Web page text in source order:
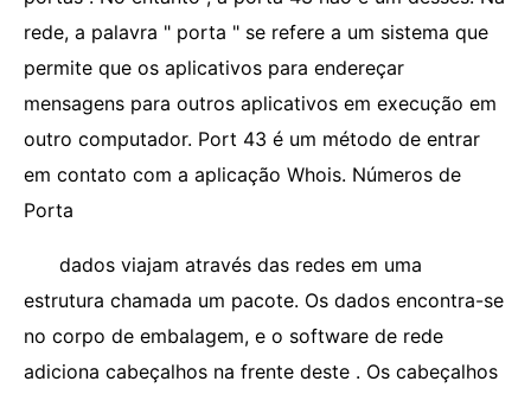
rede, a palavra " porta " se refere a um sistema que
permite que os aplicativos para endereçar
mensagens para outros aplicativos em execução em
outro computador. Port 43 é um método de entrar
em contato com a aplicação Whois. Números de
Porta
dados viajam através das redes em uma
estrutura chamada um pacote. Os dados encontra-se
no corpo de embalagem, e o software de rede
adiciona cabeçalhos na frente deste . Os cabeçalhos